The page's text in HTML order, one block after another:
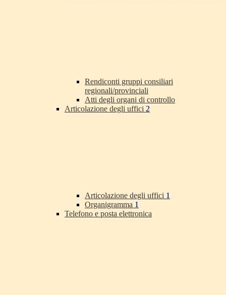
Rendiconti gruppi consiliari
regionali/provinciali
Atti degli organi di controllo
Articolazione degli uffici 2
Articolazione degli uffici 1
Organigramma 1
Telefono e posta elettronica